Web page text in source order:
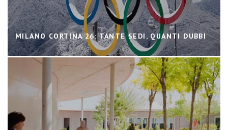
MILANO CORTINA 26: TANTE SEDI, QUANTI DUBBI